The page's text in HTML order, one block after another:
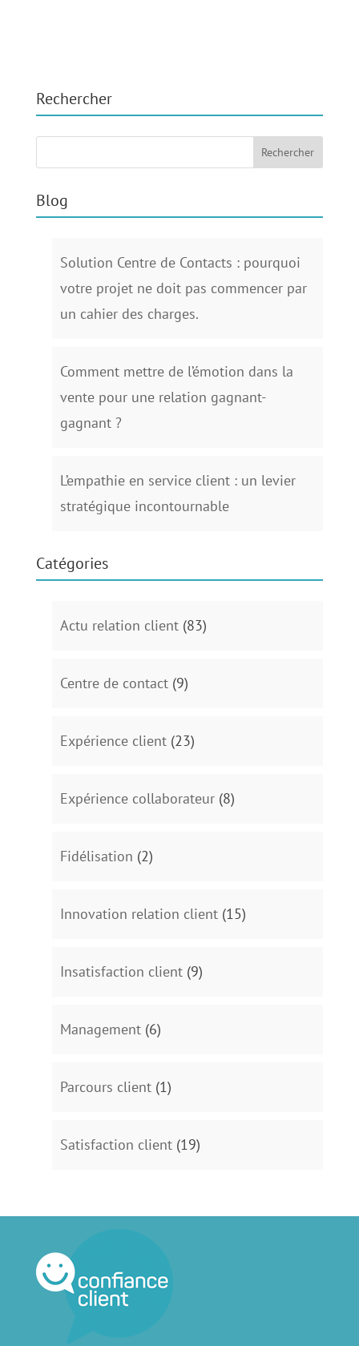
Rechercher
Blog
Solution Centre de Contacts : pourquoi
votre projet ne doit pas commencer par
un cahier des charges.
Comment mettre de l’émotion dans la
vente pour une relation gagnant-
gagnant ?
L’empathie en service client : un levier
stratégique incontournable
Catégories
Actu relation client(83)
Centre de contact(9)
Expérience client(23)
Expérience collaborateur(8)
Fidélisation (2)
Innovation relation client(15)
Insatisfaction client(9)
Management(6)
Parcours client(1)
Satisfaction client(19)